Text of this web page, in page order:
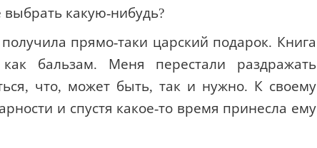
какую-нибудь?
прямо-таки царский подарок. Книга
бальзам. Меня перестали раздражать
что, может быть, так и нужно. К своему
и спустя какое-то время принесла ему